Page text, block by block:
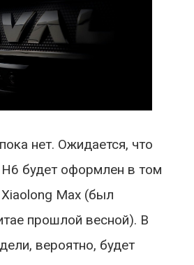
нет. Ожидается, что
H6 будет оформлен в том
Max (был
прошлой весной). В
вероятно, будет